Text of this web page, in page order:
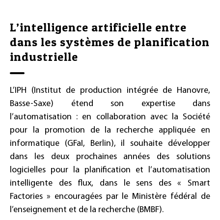
L’intelligence artificielle entre
dans les systèmes de planification
industrielle
L’IPH (Institut de production intégrée de Hanovre,
Basse-Saxe) étend son expertise dans
l’automatisation : en collaboration avec la Société
pour la promotion de la recherche appliquée en
informatique (GFaI, Berlin), il souhaite développer
dans les deux prochaines années des solutions
logicielles pour la planification et l’automatisation
intelligente des flux, dans le sens des « Smart
Factories » encouragées par le Ministère fédéral de
l’enseignement et de la recherche (BMBF).